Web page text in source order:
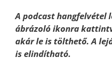
A podcast hangfelvétel
ábrázoló ikonra
akár le is tölthető. A
is elindítható.